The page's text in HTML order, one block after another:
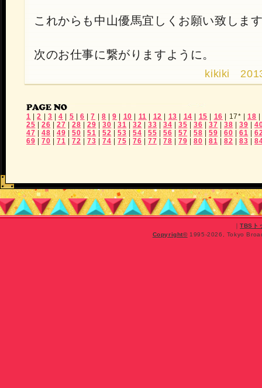
これからも中山優馬宜しくお願い致しま
次のお仕事に繋がりますように。
kikiki
1 |2 3 |4 5 |6 |7 8 |9 10 11 12 13 14 15 16 17* |18
25
26 27 28 29 30 31 32 33 34 35 36 37 38 39
47
48 49 50 51 52 53 54 55 56 57 58 59 60 61
69
70 71 72 73 74 75 76 77 78 79 80 81 82 83
｜TBSト
Copyright© 1995-2026, Tokyo